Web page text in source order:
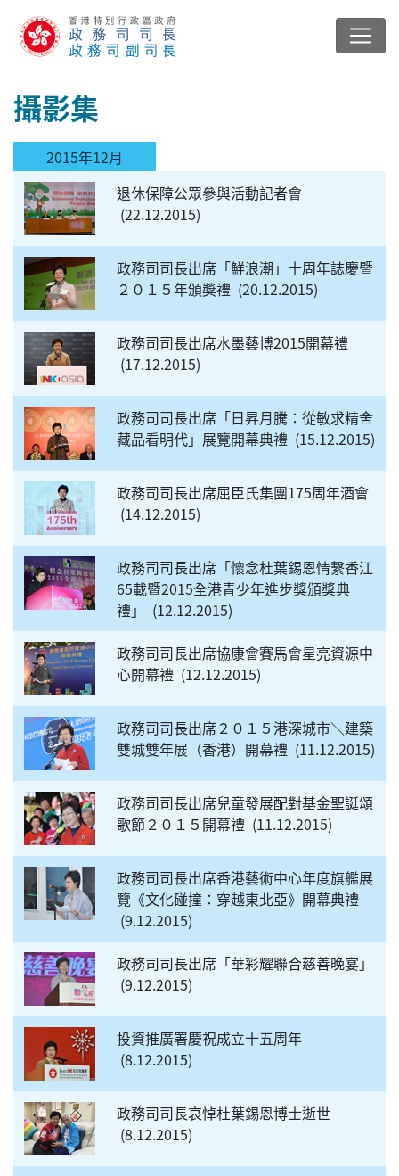
攝影集
2015年12月
退休保障公眾參與活動記者會
22.12.2015
政務司司長出席「鮮浪潮」十周年誌慶暨
２０１５年頒獎禮 20.12.2015
政務司司長出席水墨藝博2015開幕禮
17.12.2015
政務司司長出席「日昇月騰：從敏求精舍
藏品看明代」展覽開幕典禮 15.12.2015
政務司司長出席屈臣氏集團175周年酒會
14.12.2015
政務司司長出席「懷念杜葉錫恩情繫香江
65載暨2015全港青少年進步獎頒獎典
禮」
12.12.2015
政務司司長出席協康會賽馬會星亮資源中
心開幕禮 12.12.2015
政務司司長出席２０１５港深城市＼建築
雙城雙年展（香港）開幕禮 11.12.2015
政務司司長出席兒童發展配對基金聖誕頌
歌節２０１５開幕禮 11.12.2015
政務司司長出席香港藝術中心年度旗艦展
覽《文化碰撞：穿越東北亞》開幕典禮
9.12.2015
政務司司長出席「華彩耀聯合慈善晚宴」
9.12.2015
投資推廣署慶祝成立十五周年
8.12.2015
政務司司長哀悼杜葉錫恩博士逝世
8.12.2015